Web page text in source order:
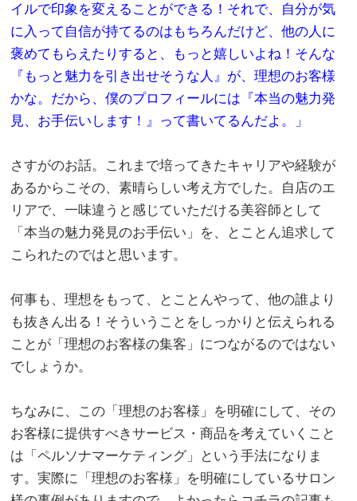
イルで印象を変えることができる！それで、自分が気
に入って自信が持てるのはもちろんだけど、他の人に
褒めてもらえたりすると、もっと嬉しいよね！そんな
『もっと魅力を引き出せそうな人』が、理想のお客様
かな。だから、僕のプロフィールには『本当の魅力発
見、お手伝いします！』って書いてるんだよ。」
さすがのお話。これまで培ってきたキャリアや経験が
あるからこその、素晴らしい考え方でした。自店のエ
リアで、一味違うと感じていただける美容師として
「本当の魅力発見のお手伝い」を、とことん追求して
こられたのではと思います。
何事も、理想をもって、とことんやって、他の誰より
も抜きん出る！そういうことをしっかりと伝えられる
ことが「理想のお客様の集客」につながるのではない
でしょうか。
ちなみに、この「理想のお客様」を明確にして、その
お客様に提供すべきサービス・商品を考えていくこと
は「ペルソナマーケティング」という手法になりま
す。実際に「理想のお客様」を明確にしているサロン